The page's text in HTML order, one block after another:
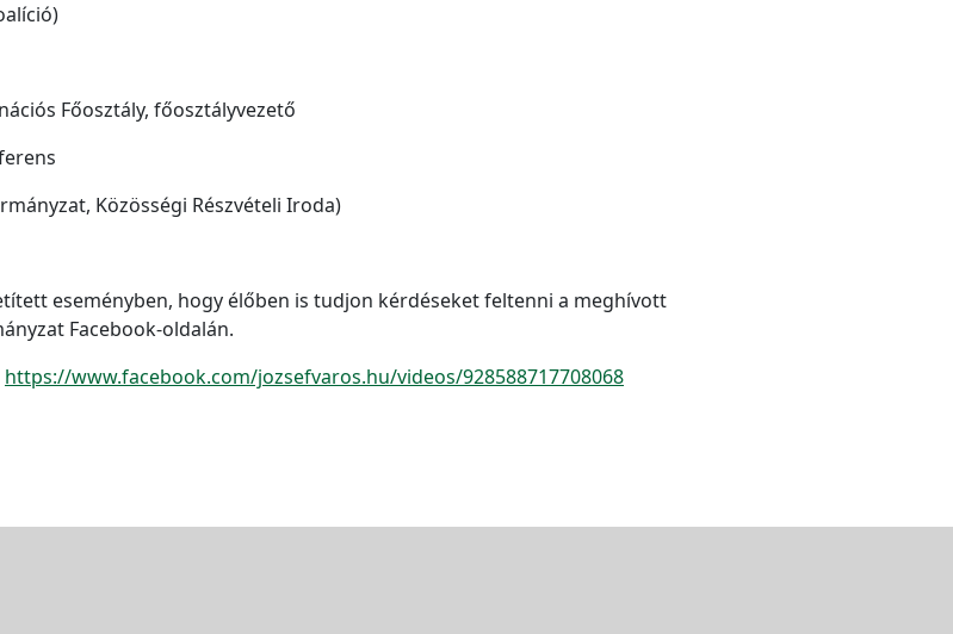
Főosztály, főosztályvezető
Közösségi Részvételi Iroda)
eseményben, hogy élőben is tudjon kérdéseket feltenni a meghívott
Facebook-oldalán.
https://www.facebook.com/jozsefvaros.hu/videos/928588717708068